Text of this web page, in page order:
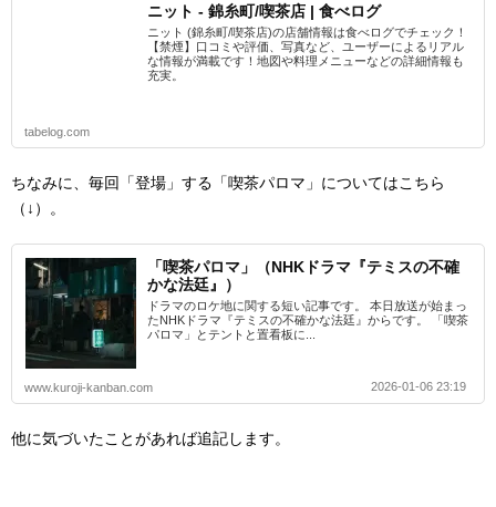
ニット - 錦糸町/喫茶店 | 食べログ
ニット (錦糸町/喫茶店)の店舗情報は食べログでチェック！
【禁煙】口コミや評価、写真など、ユーザーによるリアル
な情報が満載です！地図や料理メニューなどの詳細情報も
充実。
tabelog.com
ちなみに、毎回「登場」する「喫茶パロマ」についてはこちら
（↓）。
「喫茶パロマ」（NHKドラマ『テミスの不確
かな法廷』）
ドラマのロケ地に関する短い記事です。 本日放送が始まっ
たNHKドラマ『テミスの不確かな法廷』からです。 「喫茶
パロマ」とテントと置看板に...
www.kuroji-kanban.com 2026-01-06 23:19
他に気づいたことがあれば追記します。